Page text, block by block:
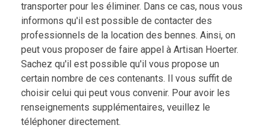
transporter pour les éliminer. Dans ce cas, nous vous
informons qu'il est possible de contacter des
professionnels de la location des bennes. Ainsi, on
peut vous proposer de faire appel à Artisan Hoerter.
Sachez qu'il est possible qu'il vous propose un
certain nombre de ces contenants. Il vous suffit de
choisir celui qui peut vous convenir. Pour avoir les
renseignements supplémentaires, veuillez le
téléphoner directement.